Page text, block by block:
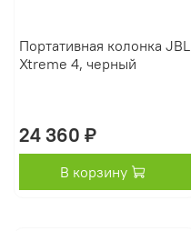
Портативная колонка JBL
Xtreme 4, черный
24 360 ₽
В корзину